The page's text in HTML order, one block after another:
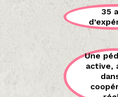
35
Une
active,